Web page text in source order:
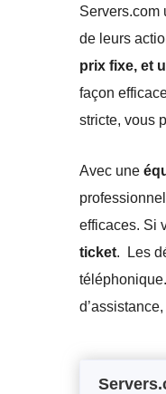
Servers.com
de leurs
prix fixe, et
façon
stricte, vous
Avec une
efficaces. Si
ticket. Les